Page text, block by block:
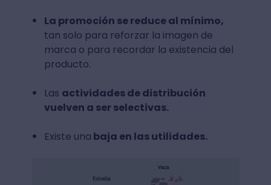
La promoción se reduce al mínimo,
tan solo para reforzar la imagen de
marca o para recordar la existencia del
producto.
Las actividades de distribución
vuelven a ser selectivas.
Existe una baja en las utilidades.